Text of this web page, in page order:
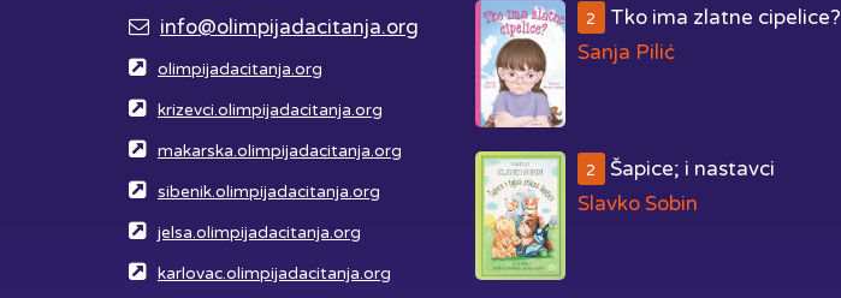
info@olimpijadacitanja.org
olimpijadacitanja.org
krizevci.olimpijadacitanja.org
makarska.olimpijadacitanja.org
sibenik.olimpijadacitanja.org
jelsa.olimpijadacitanja.org
karlovac.olimpijadacitanja.org
2
Tko ima zlatne cipelice?
Sanja Pilić
2
Šapice; i nastavci
Slavko Sobin